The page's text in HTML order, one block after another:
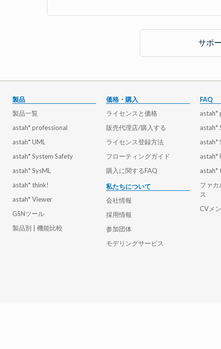
サポ
製品
製品一覧
astah* professional
astah* UML
astah* System Safety
astah* SysML
astah* think!
astah* Viewer
GSNツール
製品別 | 機能比較
価格・購入
ライセンスと価格
販売代理店/購入する
ライセンス登録方法
フローティングガイド
購入に関するFAQ
私たちについて
会社情報
採用情報
参加団体
モデリングサービス
FAQ
astah*
astah*
astah*
astah*
astah*
ファカ
ス
CVメ